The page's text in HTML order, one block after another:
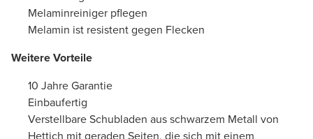
Melaminreiniger pflegen
Melamin ist resistent gegen Flecken
Weitere Vorteile
10 Jahre Garantie
Einbaufertig
Verstellbare Schubladen aus schwarzem Metall von
Hettich mit geraden Seiten, die sich mit einem